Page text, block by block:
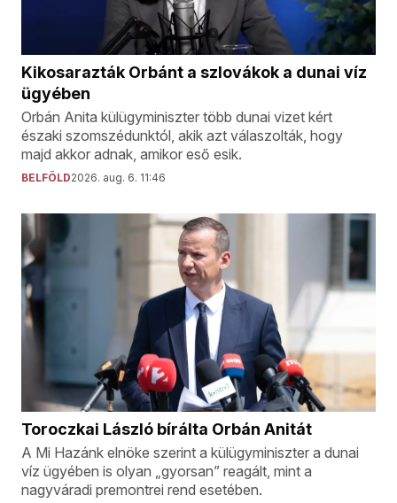
Kikosarazták Orbánt a szlovákok a dunai víz
ügyében
Orbán Anita külügyminiszter több dunai vizet kért
északi szomszédunktól, akik azt válaszolták, hogy
majd akkor adnak, amikor eső esik.
BELFÖLD2026. aug. 6. 11:46
Toroczkai László bírálta Orbán Anitát
A Mi Hazánk elnöke szerint a külügyminiszter a dunai
víz ügyében is olyan „gyorsan” reagált, mint a
nagyváradi premontrei rend esetében.